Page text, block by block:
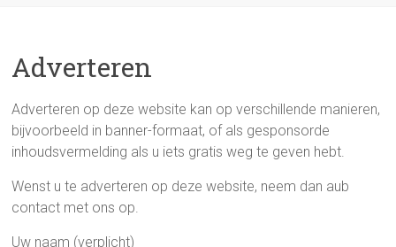
Adverteren
Adverteren op deze website kan op verschillende manieren,
bijvoorbeeld in banner-formaat, of als gesponsorde
inhoudsvermelding als u iets gratis weg te geven hebt.
Wenst u te adverteren op deze website, neem dan aub
contact met ons op.
Uw naam (verplicht)